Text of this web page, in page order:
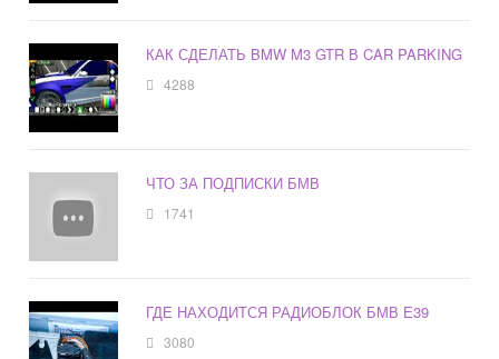
КАК СДЕЛАТЬ BMW M3 GTR В CAR PARKING
4288
ЧТО ЗА ПОДПИСКИ БМВ
1741
ГДЕ НАХОДИТСЯ РАДИОБЛОК БМВ Е39
3080